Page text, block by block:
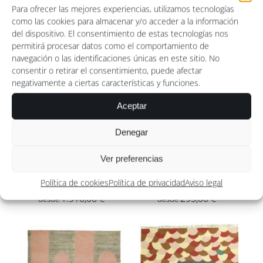
Para ofrecer las mejores experiencias, utilizamos tecnologías
como las cookies para almacenar y/o acceder a la información
del dispositivo. El consentimiento de estas tecnologías nos
permitirá procesar datos como el comportamiento de
navegación o las identificaciones únicas en este sitio. No
consentir o retirar el consentimiento, puede afectar
negativamente a ciertas características y funciones.
Aceptar
Denegar
Ver preferencias
Política de cookiesPolítica de privacidadAviso legal
de
precios:
desde
1.510,00 €
hasta
2.555,00 €
de
precios:
desde
6.797,18
Green Fields
1.910,00€-Rango
precios:
desde
MARGUERITE
295,00€-Rango
precios:
desde